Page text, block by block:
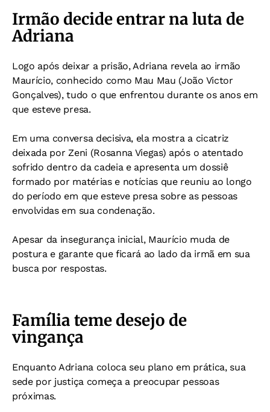
Irmão decide entrar na luta de
Adriana
Logo após deixar a prisão, Adriana revela ao irmão
Maurício, conhecido como Mau Mau (João Victor
Gonçalves), tudo o que enfrentou durante os anos em
que esteve presa.
Em uma conversa decisiva, ela mostra a cicatriz
deixada por Zeni (Rosanna Viegas) após o atentado
sofrido dentro da cadeia e apresenta um dossiê
formado por matérias e notícias que reuniu ao longo
do período em que esteve presa sobre as pessoas
envolvidas em sua condenação.
Apesar da insegurança inicial, Maurício muda de
postura e garante que ficará ao lado da irmã em sua
busca por respostas.
Família teme desejo de
vingança
Enquanto Adriana coloca seu plano em prática, sua
sede por justiça começa a preocupar pessoas
próximas.